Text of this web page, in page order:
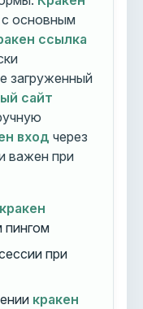
с основным
ссылка
загруженный
сайт
вход через
важен при
кракен
пингом
при
кракен